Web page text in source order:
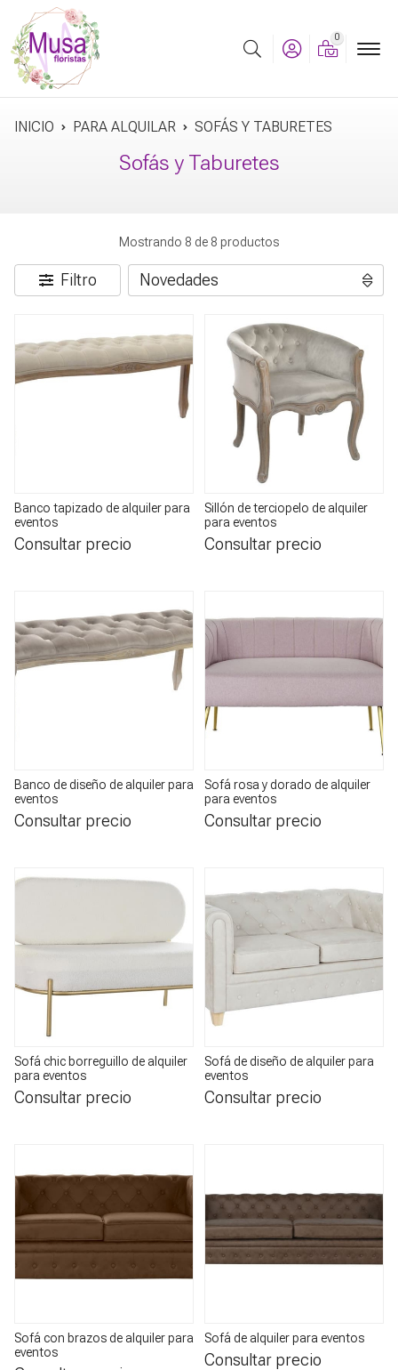
Buscar
0
INICIO PARA ALQUILAR SOFÁS Y TABURETES
Sofás y Taburetes
Mostrando 8 de 8 productos
Filtro
Banco tapizado de alquiler para
eventos
Consultar precio
Sillón de terciopelo de alquiler
para eventos
Consultar precio
Banco de diseño de alquiler para
eventos
Consultar precio
Sofá rosa y dorado de alquiler
para eventos
Consultar precio
Sofá chic borreguillo de alquiler
para eventos
Consultar precio
Sofá de diseño de alquiler para
eventos
Consultar precio
Sofá con brazos de alquiler para
eventos
Sofá de alquiler para eventos
Consultar precio